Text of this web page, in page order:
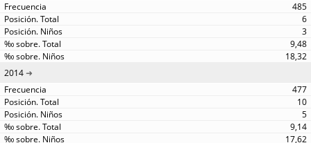
485
6
3
9,48
18,32
2014
477
10
5
9,14
17,62